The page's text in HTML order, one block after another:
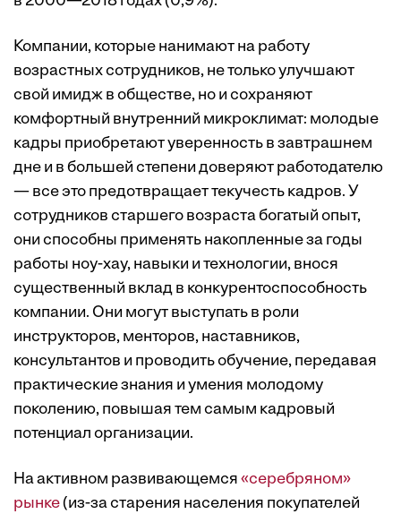
Компании, которые нанимают на работу
возрастных сотрудников, не только улучшают
свой имидж в обществе, но и сохраняют
комфортный внутренний микроклимат: молодые
кадры приобретают уверенность в завтрашнем
дне и в большей степени доверяют работодателю
— все это предотвращает текучесть кадров. У
сотрудников старшего возраста богатый опыт,
они способны применять накопленные за годы
работы ноу-хау, навыки и технологии, внося
существенный вклад в конкурентоспособность
компании. Они могут выступать в роли
инструкторов, менторов, наставников,
консультантов и проводить обучение, передавая
практические знания и умения молодому
поколению, повышая тем самым кадровый
потенциал организации.
На активном развивающемся «серебряном»
рынке (из-за старения населения покупателей